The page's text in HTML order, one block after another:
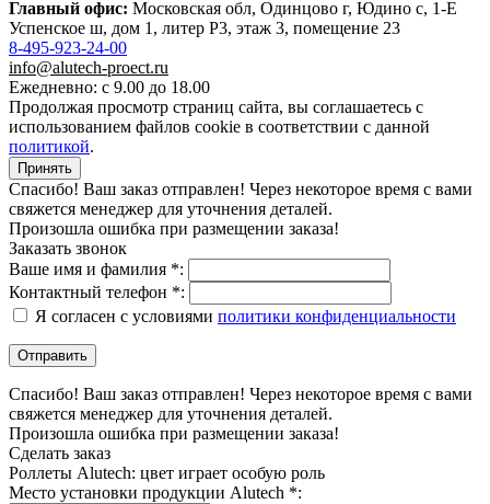
Главный офис: Московская обл, Одинцово г, Юдино с, 1-Е
Успенское ш, дом 1, литер Р3, этаж 3, помещение 23
8-495-923-24-00
info@alutech-proect.ru
Ежедневно: с 9.00 до 18.00
Продолжая просмотр страниц сайта, вы соглашаетесь с
использованием файлов cookie в соответствии с данной
политикой.
Принять
Спасибо! Ваш заказ отправлен! Через некоторое время с вами
свяжется менеджер для уточнения деталей.
Произошла ошибка при размещении заказа!
Заказать звонок
Ваше имя и фамилия *:
Контактный телефон *:
Я согласен с условиями политики конфиденциальности
Спасибо! Ваш заказ отправлен! Через некоторое время с вами
свяжется менеджер для уточнения деталей.
Произошла ошибка при размещении заказа!
Сделать заказ
Роллеты Alutech: цвет играет особую роль
Место установки продукции Alutech *: